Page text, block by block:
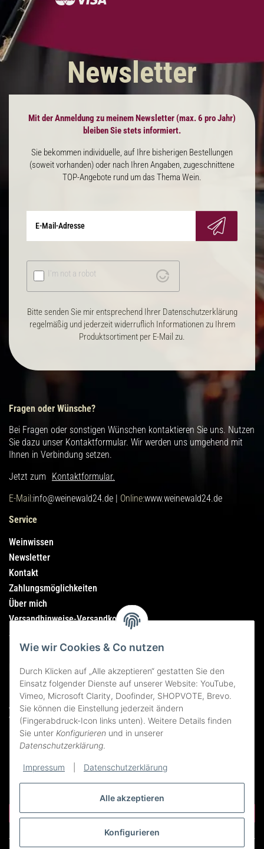
Alle akzeptieren
Konfigurieren
Wie wir Cookies & Co nutzen
Durch Klicken auf „Alle akzeptieren“ gestatten Sie den
Einsatz folgender Dienste auf unserer Website: YouTube,
Vimeo, Microsoft Clarity, Doofinder, SHOPVOTE, Brevo.
Sie können die Einstellung jederzeit ändern
(Fingerabdruck-Icon links unten). Weitere Details finden
Sie unter Konfigurieren und in unserer
Datenschutzerklärung.
Impressum Datenschutzerklärung
Rechtliches
Impressum
AGB
Widerrufsrecht
Datenschutzerklärung
Erklärung zur Barrierefreiheit
Bildnachweise
Service
Weinwissen
Newsletter
Kontakt
Zahlungsmöglichkeiten
Über mich
Versandhinweise-Versandkosten
Sitemap
Fragen oder Wünsche?
Bei Fragen oder sonstigen Wünschen kontaktieren Sie uns. Nutzen
Sie dazu unser Kontaktformular. Wir werden uns umgehend mit
Ihnen in Verbindung setzen.
Jetzt zum
Kontaktformular.
E-Mail:info@weinewald24.de | Online:www.weinewald24.de
Newsletter
Mit der Anmeldung zu meinem Newsletter (max. 6 pro Jahr)
bleiben Sie stets informiert.
Sie bekommen individuelle, auf Ihre bisherigen Bestellungen
(soweit vorhanden) oder nach Ihren Angaben, zugeschnittene
TOP-Angebote rund um das Thema Wein.
I'm not a robot
Bitte senden Sie mir entsprechend Ihrer Datenschutzerklärung
regelmäßig und jederzeit widerruflich Informationen zu Ihrem
Produktsortiment per E-Mail zu.
Vertrag widerrufen